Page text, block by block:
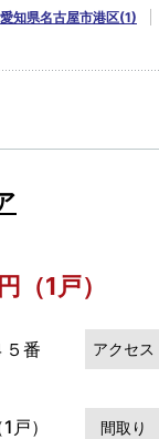
愛知県名古屋市港区(1)
1戸）
５番 アクセス
） 間取り